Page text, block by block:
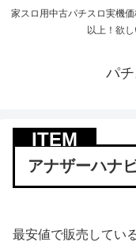
家スロ用中古パチスロ実機
以上！欲
パ
アナザーハナ
最安値で販売してい